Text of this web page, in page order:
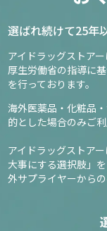
選ばれ続けて25年
アイドラッグストア
厚生労働省の指導に
を行っております。
海外医薬品・化粧品
的とした場合のみご利
アイドラッグストア
大事にする選択肢」
外サプライヤーから